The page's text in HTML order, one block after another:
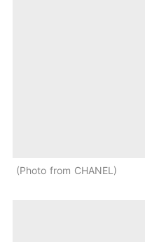
Photo from CHANEL